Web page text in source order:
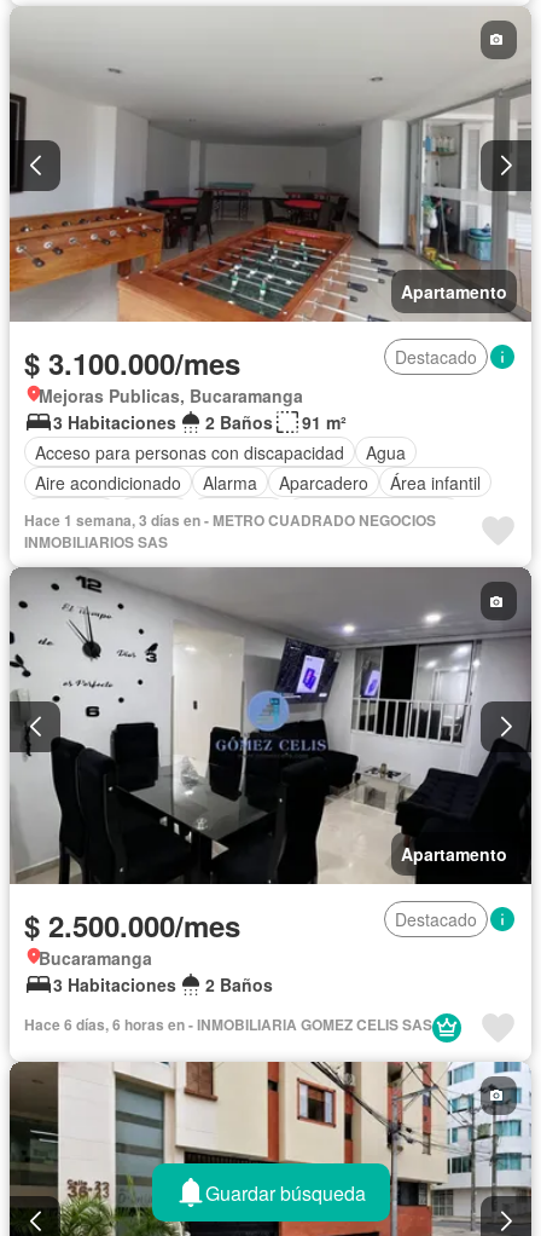
Apartamento
$ 3.100.000/mes
Destacado
Mejoras Publicas, Bucaramanga
3 Habitaciones
2 Baños
91 m²
Acceso para personas con discapacidad
Agua
Aire acondicionado
Alarma Aparcadero
Área infantil
Ascensor
Balcón Barbecue
Caseta de vigilancia
Cocina integral
Vigilante
Sauna Seguridad privada
Tanque de agua
Terraza
Vista panorámica
Permite niños
Solo familias
Hace 1 semana, 3 días en - METRO CUADRADO NEGOCIOS
INMOBILIARIOS SAS
Apartamento
$ 2.500.000/mes
Destacado
Bucaramanga
3 Habitaciones
2 Baños
Hace 6 días, 6 horas en - INMOBILIARIA GOMEZ CELIS SAS
Guardar búsqueda